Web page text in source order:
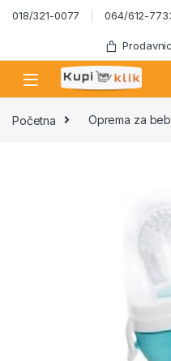
Skip to navigation
Skip to content
018/321-0077 064/612-
Početna Oprema za